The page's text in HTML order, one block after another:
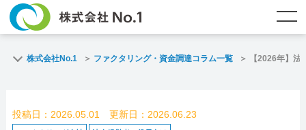
ファクタリングとは？
よくある質問 ファクタリング・資金調達コラム
株式会社No.1 ファクタリング・資金調達コラム一覧 【2026年】
投稿日：2026.05.01 更新日：2026.06.23